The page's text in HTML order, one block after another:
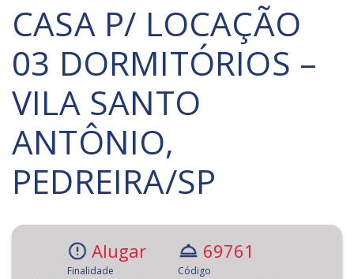
CASA P/ LOCAÇÃO
03 DORMITÓRIOS –
VILA SANTO
ANTÔNIO,
PEDREIRA/SP
Alugar
Finalidade
69761
Código